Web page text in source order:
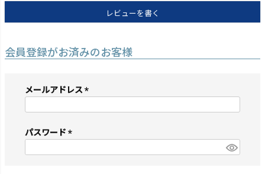
レビューを書く
会員登録がお済みのお客様
メールアドレス
須)
パスワード
須)